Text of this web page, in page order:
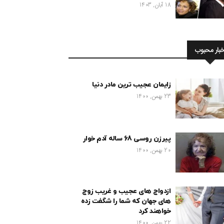
18 آبان, 1403
محبوب
زایمان عجیب ترین مادر دنیا
23 بهمن, 1400
پیرزن روسی 68 ساله آدم خوار
20 بهمن, 1400
ازدواج های عجیب و غریب زوج
های جهان که شما را شگفت زده
خواهند کرد